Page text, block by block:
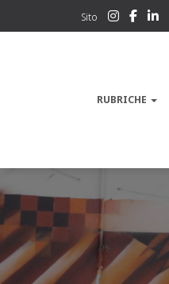
Sito
RUBRICHE